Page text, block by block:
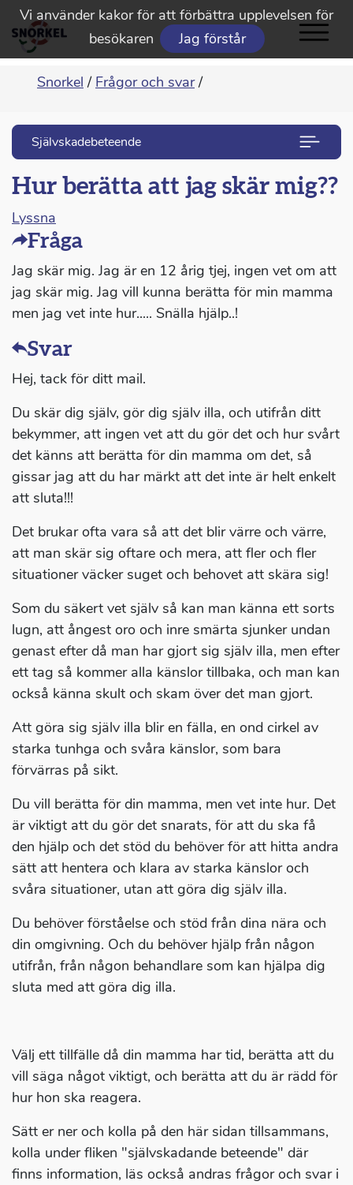
Vi använder kakor för att förbättra upplevelsen för
besökaren
Jag förstår
Snorkel / Frågor och svar /
Självskadebeteende
Hur berätta att jag skär mig??
Lyssna
Fråga
Jag skär mig. Jag är en 12 årig tjej, ingen vet om att
jag skär mig. Jag vill kunna berätta för min mamma
men jag vet inte hur..... Snälla hjälp..!
Svar
Hej, tack för ditt mail.
Du skär dig själv, gör dig själv illa, och utifrån ditt
bekymmer, att ingen vet att du gör det och hur svårt
det känns att berätta för din mamma om det, så
gissar jag att du har märkt att det inte är helt enkelt
att sluta!!!
Det brukar ofta vara så att det blir värre och värre,
att man skär sig oftare och mera, att fler och fler
situationer väcker suget och behovet att skära sig!
Som du säkert vet själv så kan man känna ett sorts
lugn, att ångest oro och inre smärta sjunker undan
genast efter då man har gjort sig själv illa, men efter
ett tag så kommer alla känslor tillbaka, och man kan
också känna skult och skam över det man gjort.
Att göra sig själv illa blir en fälla, en ond cirkel av
starka tunhga och svåra känslor, som bara
förvärras på sikt.
Du vill berätta för din mamma, men vet inte hur. Det
är viktigt att du gör det snarats, för att du ska få
den hjälp och det stöd du behöver för att hitta andra
sätt att hentera och klara av starka känslor och
svåra situationer, utan att göra dig själv illa.
Du behöver förståelse och stöd från dina nära och
din omgivning. Och du behöver hjälp från någon
utifrån, från någon behandlare som kan hjälpa dig
sluta med att göra dig illa.
Välj ett tillfälle då din mamma har tid, berätta att du
vill säga något viktigt, och berätta att du är rädd för
hur hon ska reagera.
Sätt er ner och kolla på den här sidan tillsammans,
kolla under fliken "självskadande beteende" där
finns information, läs också andras frågor och svar i